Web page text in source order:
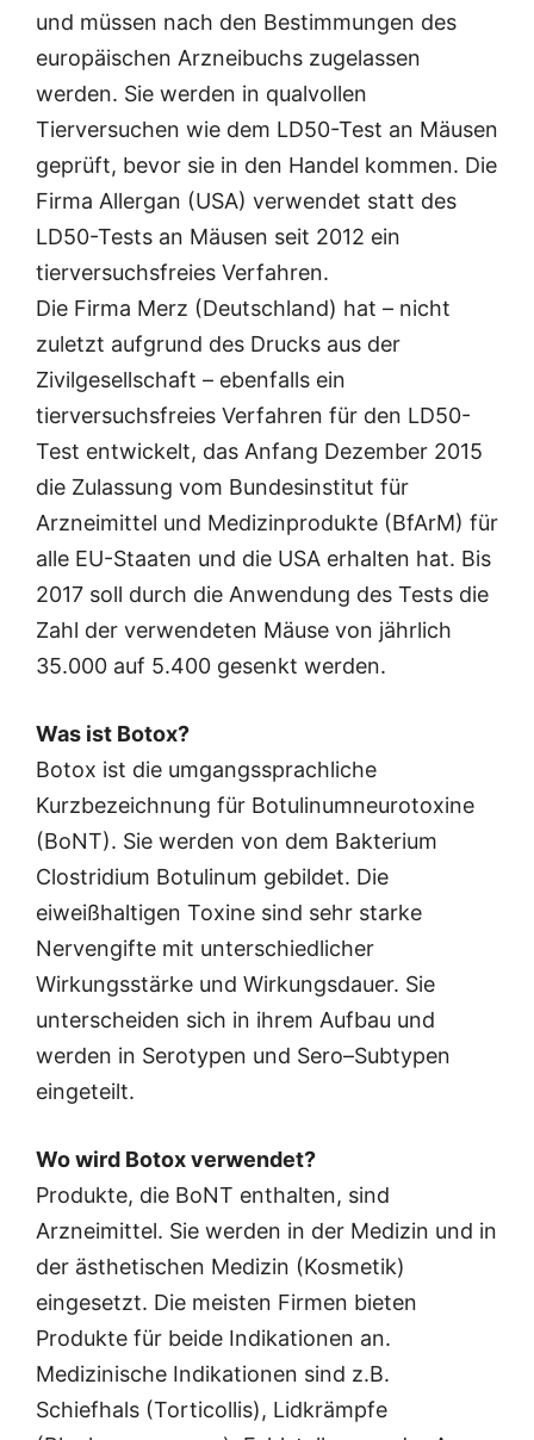
und müssen nach den Bestimmungen des
europäischen Arzneibuchs zugelassen
werden. Sie werden in qualvollen
Tierversuchen wie dem LD50-Test an Mäusen
geprüft, bevor sie in den Handel kommen. Die
Firma Allergan (USA) verwendet statt des
LD50-Tests an Mäusen seit 2012 ein
tierversuchsfreies Verfahren.
Die Firma Merz (Deutschland) hat – nicht
zuletzt aufgrund des Drucks aus der
Zivilgesellschaft – ebenfalls ein
tierversuchsfreies Verfahren für den LD50-
Test entwickelt, das Anfang Dezember 2015
die Zulassung vom Bundesinstitut für
Arzneimittel und Medizinprodukte (BfArM) für
alle EU-Staaten und die USA erhalten hat. Bis
2017 soll durch die Anwendung des Tests die
Zahl der verwendeten Mäuse von jährlich
35.000 auf 5.400 gesenkt werden.
Was ist Botox?
Botox ist die umgangssprachliche
Kurzbezeichnung für Botulinumneurotoxine
(BoNT). Sie werden von dem Bakterium
Clostridium Botulinum gebildet. Die
eiweißhaltigen Toxine sind sehr starke
Nervengifte mit unterschiedlicher
Wirkungsstärke und Wirkungsdauer. Sie
unterscheiden sich in ihrem Aufbau und
werden in Serotypen und Sero–Subtypen
eingeteilt.
Wo wird Botox verwendet?
Produkte, die BoNT enthalten, sind
Arzneimittel. Sie werden in der Medizin und in
der ästhetischen Medizin (Kosmetik)
eingesetzt. Die meisten Firmen bieten
Produkte für beide Indikationen an.
Medizinische Indikationen sind z.B.
Schiefhals (Torticollis), Lidkrämpfe